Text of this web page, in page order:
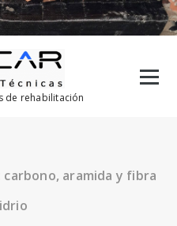
de rehabilitación
carbono, aramida y fibra